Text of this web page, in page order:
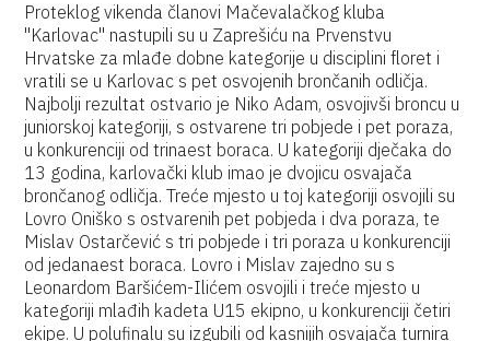
Proteklog vikenda članovi Mačevalačkog kluba
"Karlovac" nastupili su u Zaprešiću na Prvenstvu
Hrvatske za mlađe dobne kategorije u disciplini floret i
vratili se u Karlovac s pet osvojenih brončanih odličja.
Najbolji rezultat ostvario je Niko Adam, osvojivši broncu u
juniorskoj kategoriji, s ostvarene tri pobjede i pet poraza,
u konkurenciji od trinaest boraca. U kategoriji dječaka do
13 godina, karlovački klub imao je dvojicu osvajača
brončanog odličja. Treće mjesto u toj kategoriji osvojili su
Lovro Oniško s ostvarenih pet pobjeda i dva poraza, te
Mislav Ostarčević s tri pobjede i tri poraza u konkurenciji
od jedanaest boraca. Lovro i Mislav zajedno su s
Leonardom Baršićem-Ilićem osvojili i treće mjesto u
kategoriji mlađih kadeta U15 ekipno, u konkurenciji četiri
ekipe. U polufinalu su izgubili od kasnijih osvajača turnira